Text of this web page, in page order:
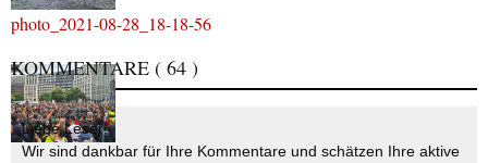
photo_2021-08-28_18-18-56
KOMMENTARE ( 64 )
Liebe Leser!
Wir sind dankbar für Ihre Kommentare und schätzen Ihre aktive